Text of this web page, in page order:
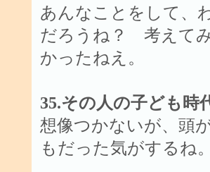
あんなことをして、
だろうね？ 考えて
かったねえ。
35.その人の子ども時
想像つかないが、頭
もだった気がするね